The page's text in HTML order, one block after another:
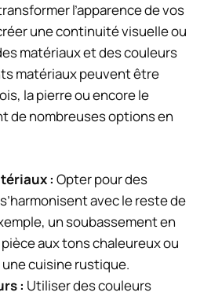
l’apparence de vos
une continuité visuelle ou
matériaux et des couleurs
matériaux peuvent être
la pierre ou encore le
de nombreuses options en
: Opter pour des
avec le reste de
un soubassement en
aux tons chaleureux ou
cuisine rustique.
: Utiliser des couleurs